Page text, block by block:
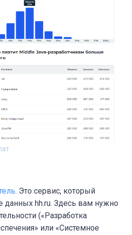
. Это сервис, который
данных hh.ru. Здесь вам нужно
(«Разработка
или «Системное